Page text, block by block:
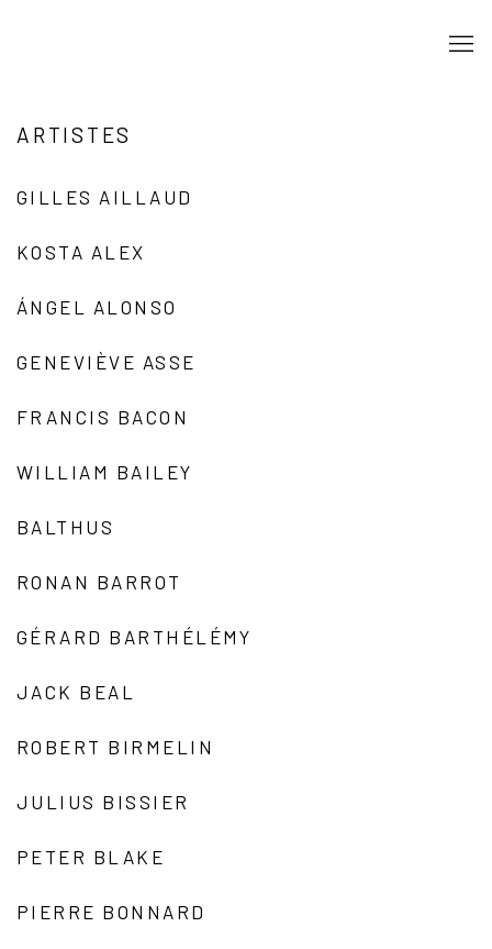
ARTISTES
GILLES AILLAUD
KOSTA ALEX
ÁNGEL ALONSO
GENEVIÈVE ASSE
FRANCIS BACON
WILLIAM BAILEY
BALTHUS
RONAN BARROT
GÉRARD BARTHÉLÉMY
JACK BEAL
ROBERT BIRMELIN
JULIUS BISSIER
PETER BLAKE
PIERRE BONNARD